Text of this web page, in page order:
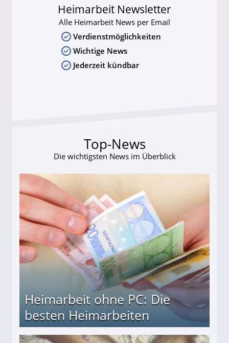
Heimarbeit Newsletter
Alle Heimarbeit News per Email
Verdienstmöglichkeiten
Wichtige News
Jederzeit kündbar
Top-News
Die wichtigsten News im Überblick
Heimarbeit ohne PC: Die
besten Heimarbeiten